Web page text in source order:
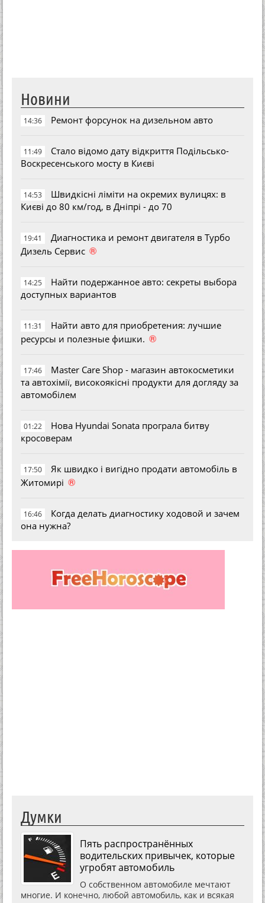
Новини
14:36 Ремонт форсунок на дизельном авто
11:49
Стало відомо дату відкриття Подільсько-
Воскресенського мосту в Києві
14:53
Швидкісні ліміти на окремих вулицях: в
Києві до 80 км/год, в Дніпрі - до 70
19:41
Диагностика и ремонт двигателя в Турбо
Дизель Сервис ®
14:25
Найти подержанное авто: секреты выбора
доступных вариантов
11:31
Найти авто для приобретения: лучшие
ресурсы и полезные фишки. ®
17:46
Master Care Shop - магазин автокосметики
та автохімії, високоякісні продукти для догляду за
автомобілем
01:22
Нова Hyundai Sonata програла битву
кросоверам
17:50
Як швидко і вигідно продати автомобіль в
Житомирі ®
16:46
Когда делать диагностику ходовой и зачем
она нужна?
Думки
Пять распространённых
водительских привычек, которые
угробят автомобиль
О собственном автомобиле мечтают
многие. И конечно, любой автомобиль, как и всякая